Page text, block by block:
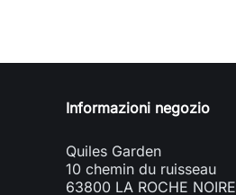
Informazioni negozio
Quiles Garden
10 chemin du ruisseau
63800 LA ROCHE NOIRE